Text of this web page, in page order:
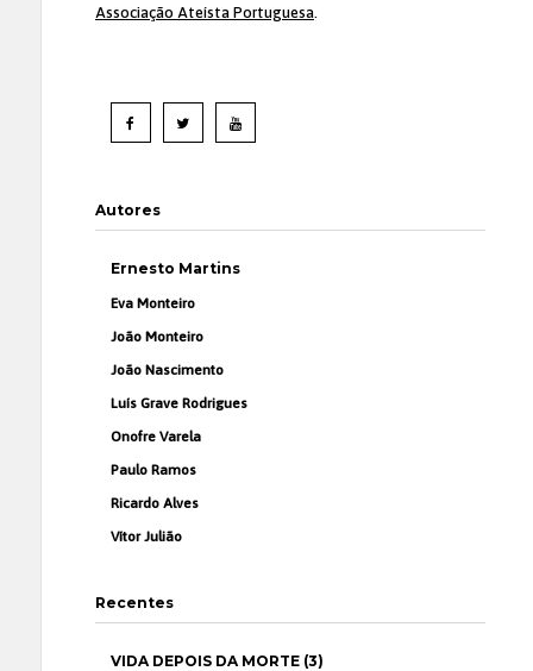
Associação Ateísta Portuguesa.
Autores
Ernesto Martins
Eva Monteiro
João Monteiro
João Nascimento
Luís Grave Rodrigues
Onofre Varela
Paulo Ramos
Ricardo Alves
Vítor Julião
Recentes
VIDA DEPOIS DA MORTE (3)